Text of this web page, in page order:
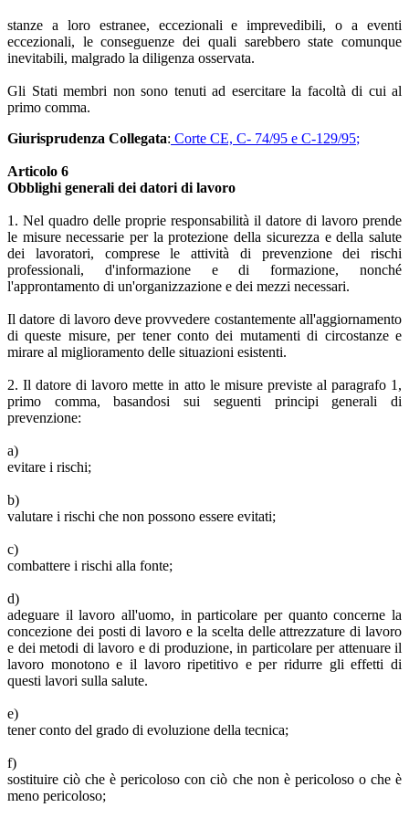
stanze a loro estranee, eccezionali e imprevedibili, o a eventi
eccezionali, le conseguenze dei quali sarebbero state comunque
inevitabili, malgrado la diligenza osservata.
Gli Stati membri non sono tenuti ad esercitare la facoltà di cui al
primo comma.
Giurisprudenza Collegata: Corte CE, C- 74/95 e C-129/95;
Articolo 6
Obblighi generali dei datori di lavoro
1. Nel quadro delle proprie responsabilità il datore di lavoro prende
le misure necessarie per la protezione della sicurezza e della salute
dei lavoratori, comprese le attività di prevenzione dei rischi
professionali, d'informazione e di formazione, nonché
l'approntamento di un'organizzazione e dei mezzi necessari.
Il datore di lavoro deve provvedere costantemente all'aggiornamento
di queste misure, per tener conto dei mutamenti di circostanze e
mirare al miglioramento delle situazioni esistenti.
2. Il datore di lavoro mette in atto le misure previste al paragrafo 1,
primo comma, basandosi sui seguenti principi generali di
prevenzione:
a)
evitare i rischi;
b)
valutare i rischi che non possono essere evitati;
c)
combattere i rischi alla fonte;
d)
adeguare il lavoro all'uomo, in particolare per quanto concerne la
concezione dei posti di lavoro e la scelta delle attrezzature di lavoro
e dei metodi di lavoro e di produzione, in particolare per attenuare il
lavoro monotono e il lavoro ripetitivo e per ridurre gli effetti di
questi lavori sulla salute.
e)
tener conto del grado di evoluzione della tecnica;
f)
sostituire ciò che è pericoloso con ciò che non è pericoloso o che è
meno pericoloso;